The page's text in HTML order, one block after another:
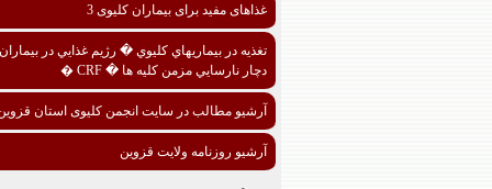
غذاهای مفید برای بیماران کلیوی 3
تغذيه در بيماريهاي کليوي � رژيم غذايي در بيماران
دچار نارسايي مزمن کليه ها � CRF �
آرشیو مطالب در سایت انجمن کلیوی استان
آرشیو روزنامه ولایت قزوین